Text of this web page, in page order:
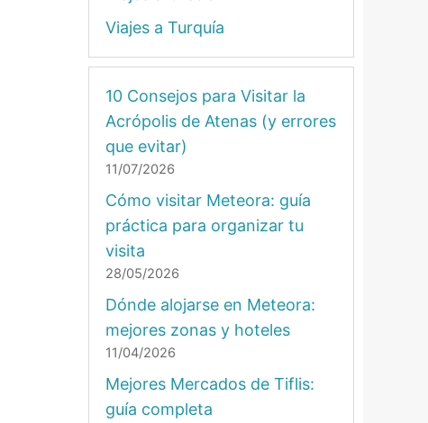
Viajes a Turquía
10 Consejos para Visitar la
Acrópolis de Atenas (y errores
que evitar)
11/07/2026
Cómo visitar Meteora: guía
práctica para organizar tu
visita
28/05/2026
Dónde alojarse en Meteora:
mejores zonas y hoteles
11/04/2026
Mejores Mercados de Tiflis:
guía completa